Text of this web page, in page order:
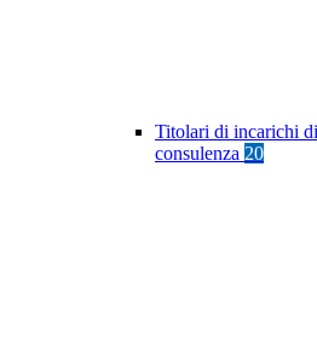
Titolari di incarichi
consulenza 20